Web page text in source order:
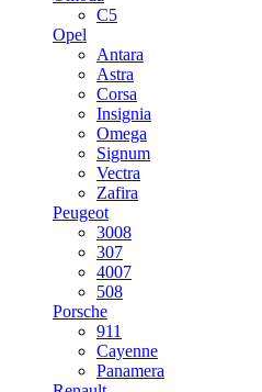
C5
Opel
Antara
Astra
Corsa
Insignia
Omega
Signum
Vectra
Zafira
Peugeot
3008
307
4007
508
Porsche
911
Cayenne
Panamera